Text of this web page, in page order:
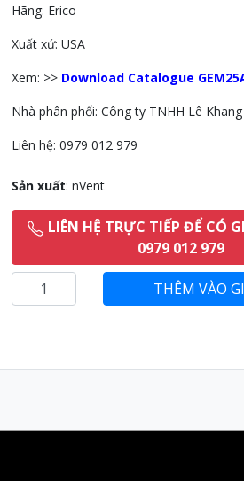
Hãng: Erico
Xuất xứ: USA
Xem: >> Download Catalogue
Nhà phân phối: Công ty TNHH Lê
Liên hệ: 0979 012 979
Sản xuất: nVent
LIÊN HỆ TRỰC TIẾP ĐỂ CÓ
0979 012 979